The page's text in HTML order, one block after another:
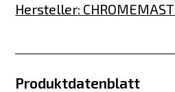
Hersteller:
Produktdatenblatt